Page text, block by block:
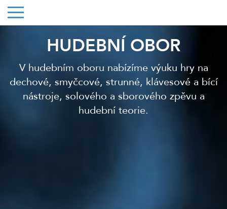
HUDEBNÍ OBOR
V hudebním oboru nabízíme výuku hry na
dechové, smyčcové, strunné, klávesové a bící
nástroje, solového a sborového zpěvu a
hudební teorie.